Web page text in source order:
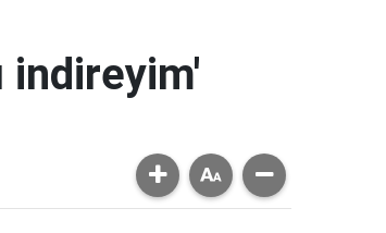
indireyim'